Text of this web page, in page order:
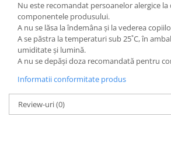
Nu este recomandat persoanelor alergice
componentele produsului.
A nu se lăsa la îndemâna și la vederea
A se păstra la temperaturi sub 25˚C, în
umiditate și lumină.
A nu se depăși doza recomandată pentru
Informatii conformitate produs
Review-uri(0)